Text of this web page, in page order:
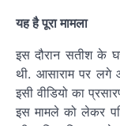
यह है पूरा मामला
इस दौरान सतीश के
थी. आसाराम पर लगे
इसी वीडियो का
इस मामले को लेकर